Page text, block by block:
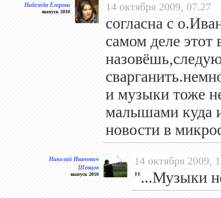
Надежда Егорова
выпуск 2010 14 октября 2009, 07.27
согласна с
самом деле
и музыки тоже
малышами куда
новости в
Николай Иванович
Шевцов
выпуск 2010
14 октября 2009,
"...Музыки